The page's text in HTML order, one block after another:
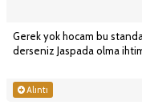
Gerek yok hocam bu
derseniz Jaspada olma
Alıntı